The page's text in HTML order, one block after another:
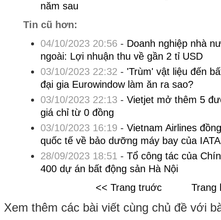
năm sau
Tin cũ hơn:
04/10/2023 20:56 - Doanh nghiệp nhà
ngoài: Lợi nhuận thu về gần 2 tỉ USD
03/10/2023 22:32 - 'Trùm' vật liệu đến
đại gia Eurowindow làm ăn ra sao?
03/10/2023 22:13 - Vietjet mở thêm 5
giá chỉ từ 0 đồng
03/10/2023 16:19 - Vietnam Airlines
quốc tế về bảo dưỡng máy bay của IATA
28/09/2023 18:51 - Tổ công tác của
400 dự án bất động sản Hà Nội
<< Trang truớc
Trang
Xem thêm các bài viết cùng chủ đề với